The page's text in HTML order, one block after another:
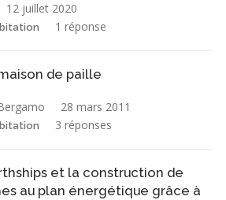
12 juillet 2020
1 réponse
de paille
28 mars 2011
3 réponses
et la construction de
au plan énergétique grâce à